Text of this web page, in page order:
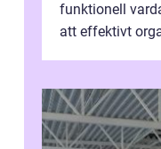
funktionell
att effektivt